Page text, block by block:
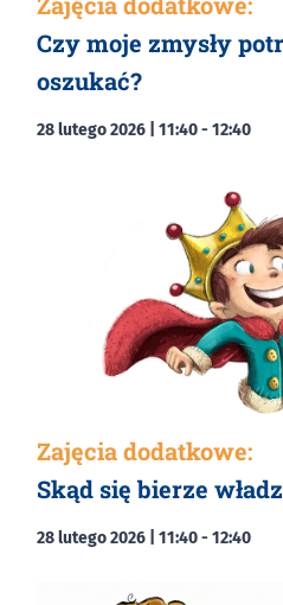
Czy moje zmysły
oszukać?
28 lutego 2026 | 11:40- 12:40
Zajęcia dodatkowe:
Skąd się bierze
28 lutego 2026 | 11:40- 12:40